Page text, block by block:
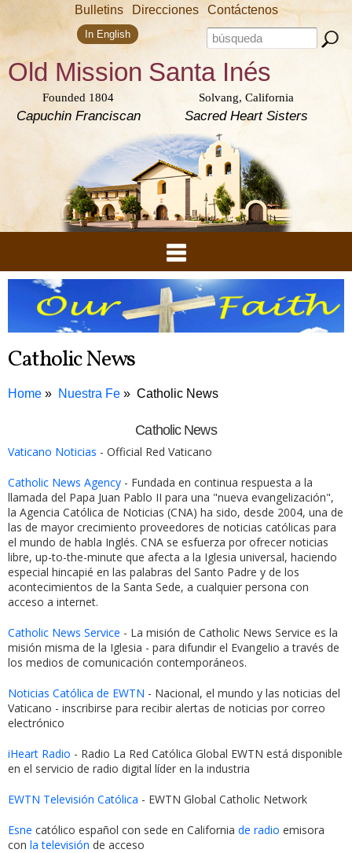
Skip to
content
Bulletins Direcciones Contáctenos
Search form
Search this site
In English
Old Mission
Founded 1804
Capuchin Franciscan
Santa Inés
Solvang, California
Sacred Heart Sisters
Catholic News
Home Nuestra Fe Catholic News
Catholic News
Vaticano Noticias - Official Red Vaticano
Catholic News Agency - Fundada en continua respuesta a la
llamada del Papa Juan Pablo II para una "nueva evangelización",
la Agencia Católica de Noticias (CNA) ha sido, desde 2004, una de
las de mayor crecimiento proveedores de noticias católicas para
el mundo de habla Inglés. CNA se esfuerza por ofrecer noticias
libre, up-to-the-minute que afecta a la Iglesia universal, haciendo
especial hincapié en las palabras del Santo Padre y de los
acontecimientos de la Santa Sede, a cualquier persona con
acceso a internet.
Catholic News Service - La misión de Catholic News Service es la
misión misma de la Iglesia - para difundir el Evangelio a través de
los medios de comunicación contemporáneos.
Noticias Católica de EWTN - Nacional, el mundo y las noticias del
Vaticano - inscribirse para recibir alertas de noticias por correo
electrónico
iHeart Radio - Radio La Red Católica Global EWTN está disponible
en el servicio de radio digital líder en la industria
EWTN Televisión Católica - EWTN Global Catholic Network
Esne católico español con sede en California de radio emisora ​​
con la televisión de acceso